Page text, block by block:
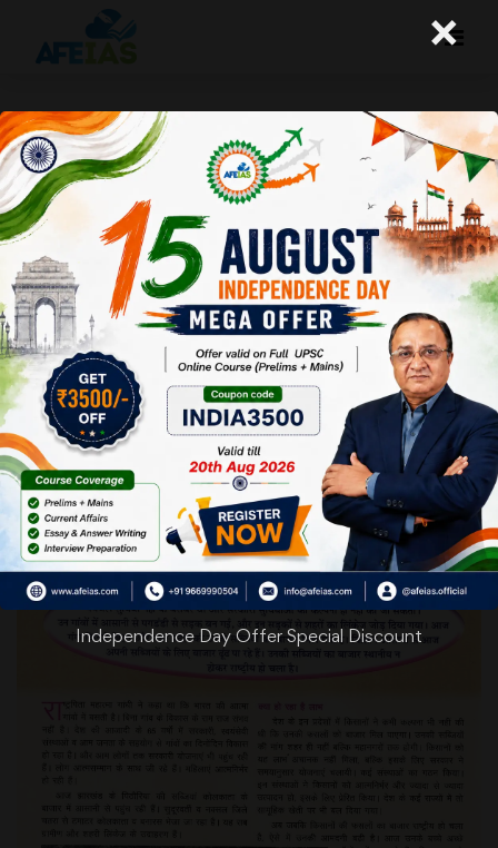
कुरुक्षेत्र फरवरी 2015: गांव बन रहे हैं शहर
11 Apr 2015
To DownloadClick Here.
×
Independence Day Offer Special Discount